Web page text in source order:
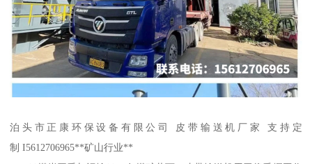
泊头市正康环保设备有限公司 皮带输送机厂家 支持定
制 I5612706965**矿山行业**